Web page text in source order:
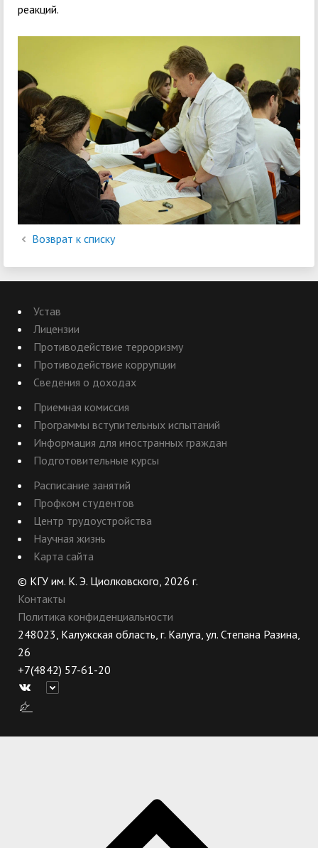
реакций.
Возврат к списку
Устав
Лицензии
Противодействие терроризму
Противодействие коррупции
Сведения о доходах
Приемная комиссия
Программы вступительных испытаний
Информация для иностранных граждан
Подготовительные курсы
Расписание занятий
Профком студентов
Центр трудоустройства
Научная жизнь
Карта сайта
© КГУ им. К. Э. Циолковского, 2026 г.
Контакты
Политика конфиденциальности
248023, Калужская область, г. Калуга, ул. Степана Разина,
26
+7(4842) 57-61-20